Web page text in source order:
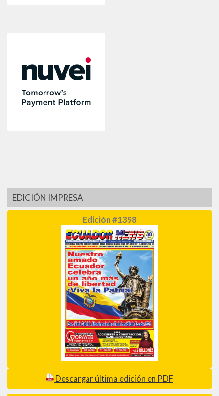
EDICIÓN IMPRESA
Edición #1398
Descargar última edición en PDF